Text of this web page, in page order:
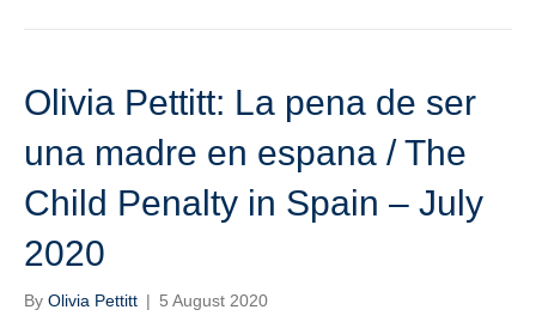
Olivia Pettitt: La pena de ser
una madre en espana / The
Child Penalty in Spain – July
2020
By Olivia Pettitt | 5 August 2020